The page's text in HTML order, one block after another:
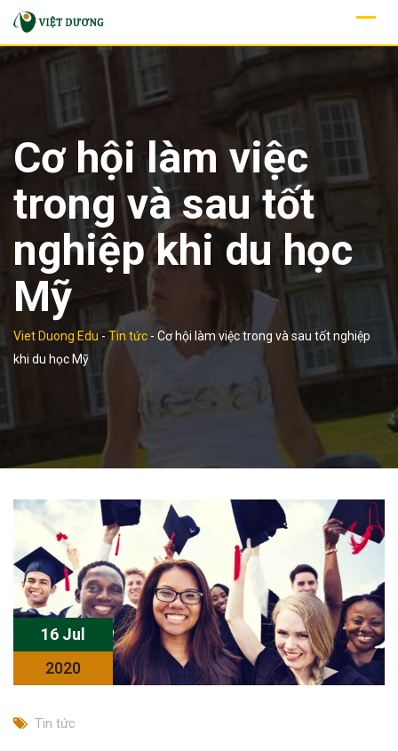
Skip
content
Cơ hội làm việc
trong và sau tốt
nghiệp khi du học
Mỹ
Viet Duong Edu - Tin tức - Cơ hội làm việc trong và sau tốt nghiệp
khi du học Mỹ
16 Jul
2020
Tin tức